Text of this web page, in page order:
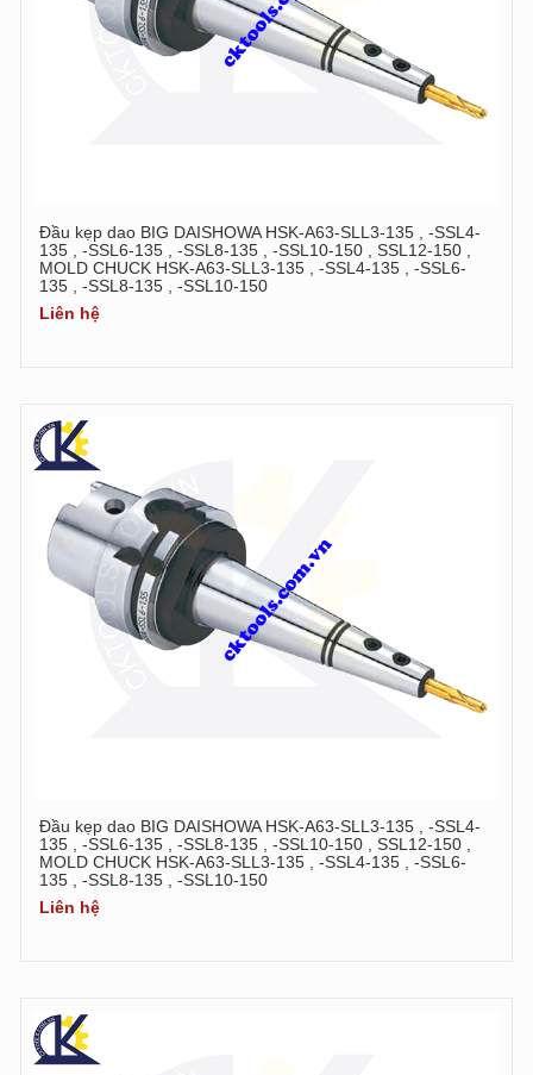
Đầu kẹp dao BIG DAISHOWA HSK-A63-SLL3-135 , -SSL4-
135 , -SSL6-135 , -SSL8-135 , -SSL10-150 , SSL12-150 ,
MOLD CHUCK HSK-A63-SLL3-135 , -SSL4-135 , -SSL6-
135 , -SSL8-135 , -SSL10-150
Liên hệ
Đầu kẹp dao BIG DAISHOWA HSK-A63-SLL3-135 , -SSL4-
135 , -SSL6-135 , -SSL8-135 , -SSL10-150 , SSL12-150 ,
MOLD CHUCK HSK-A63-SLL3-135 , -SSL4-135 , -SSL6-
135 , -SSL8-135 , -SSL10-150
Liên hệ